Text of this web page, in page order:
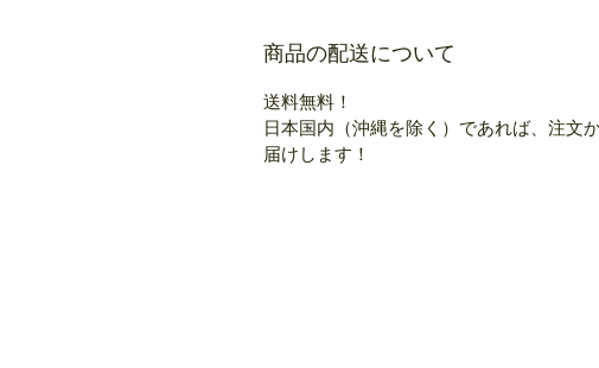
商品の配送について
送料無料！
日本国内（沖縄を除く）であれば、注文
届けします！